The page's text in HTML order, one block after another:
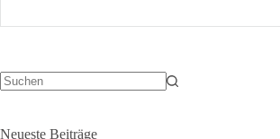
–
Neueste Beiträge